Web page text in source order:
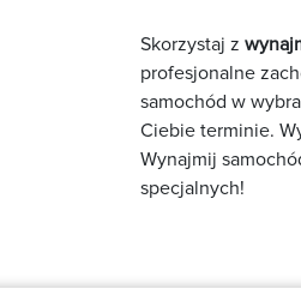
Skorzystaj z
profesjonalne
samochód w
Ciebie terminie.
Wynajmij
specjalnych!